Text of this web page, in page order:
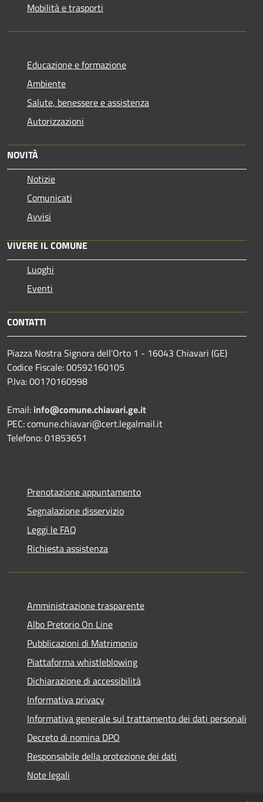
Mobilità e trasporti
Educazione e formazione
Ambiente
Salute, benessere e assistenza
Autorizzazioni
NOVITÀ
Notizie
Comunicati
Avvisi
VIVERE IL COMUNE
Luoghi
Eventi
CONTATTI
Piazza Nostra Signora dell'Orto 1 - 16043 Chiavari (GE)
Codice Fiscale: 00592160105
P.Iva: 00170160998
Email: info@comune.chiavari.ge.it
PEC: comune.chiavari@cert.legalmail.it
Telefono: 01853651
Prenotazione appuntamento
Segnalazione disservizio
Leggi le FAQ
Richiesta assistenza
Amministrazione trasparente
Albo Pretorio On Line
Pubblicazioni di Matrimonio
Piattaforma whistleblowing
Dichiarazione di accessibilità
Informativa privacy
Informativa generale sul trattamento dei dati personali
Decreto di nomina DPO
Responsabile della protezione dei dati
Note legali